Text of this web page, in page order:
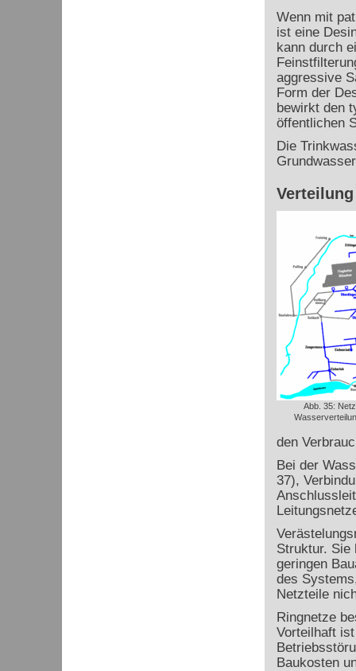
Wenn mit
ist eine
kann durch
aggressive
Form der
bewirkt den
öffentlichen
Die
Abb. 35:
den
Bei der
37),
Struktur. Sie
geringen
des
Netzteile
Ringnetze
Vorteilhaft
Baukosten